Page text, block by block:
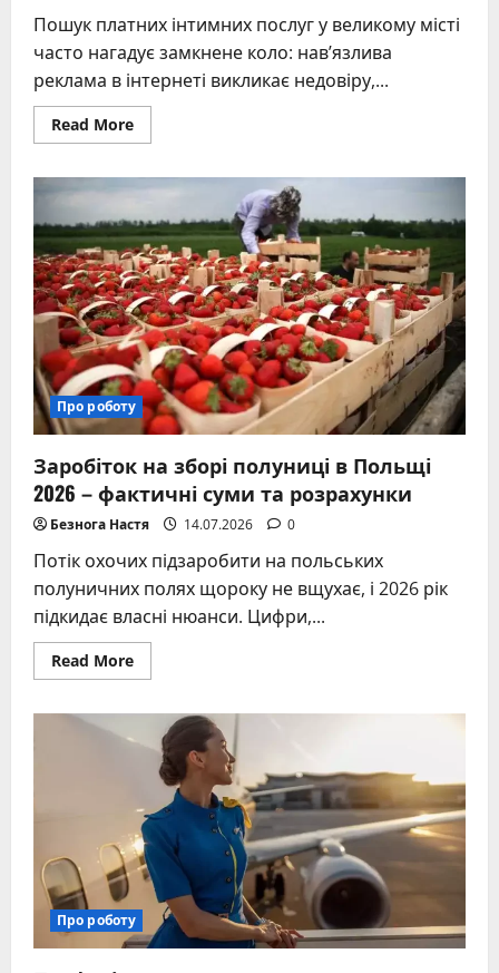
Пошук платних інтимних послуг у великому місті
часто нагадує замкнене коло: навʼязлива
реклама в інтернеті викликає недовіру,...
Read MoreRead
more
способи
повії
та
безпека
таких
контактів
у
сучасному
місті
Про роботу
Заробіток на зборі полуниці в Польщі
2026 – фактичні суми та розрахунки
Безнога Настя 14.07.2026 0
Потік охочих підзаробити на польських
полуничних полях щороку не вщухає, і 2026 рік
підкидає власні нюанси. Цифри,...
Read MoreRead
more
зборі
полуниці
Польщі
2026
–
фактичні
суми
та
розрахунки
Про роботу